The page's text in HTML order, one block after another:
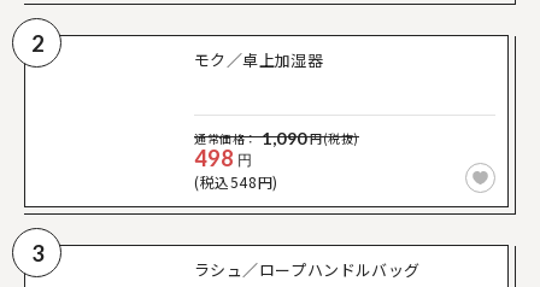
2
モク／卓上加湿器
通常価格： 1,090円(税抜)
498 円
(税込548円)
3
ラシュ／ロープハンドルバッグ